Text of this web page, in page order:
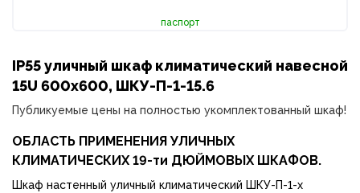
паспорт
IP55 уличный шкаф климатический навесной
15U 600х600, ШКУ-П-1-15.6
Публикуемые цены на полностью укомплектованный шкаф!
ОБЛАСТЬ ПРИМЕНЕНИЯ УЛИЧНЫХ
КЛИМАТИЧЕСКИХ 19-ти ДЮЙМОВЫХ ШКАФОВ.
Шкаф настенный уличный климатический ШКУ-П-1-х